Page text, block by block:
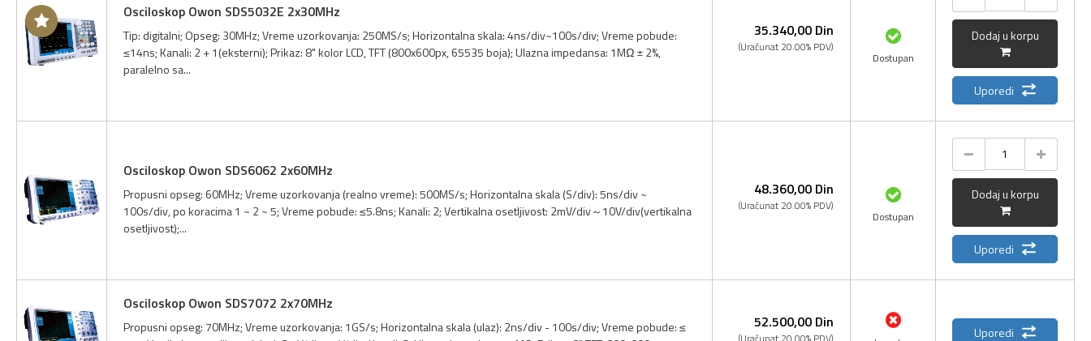
Osciloskop Owon SDS5032E 2x30MHz
Tip: digitalni; Opseg: 30MHz; Vreme uzorkovanja: 250MS/s; Horizontalna skala: 4ns/div~100s/div; Vreme pobude:
≤14ns; Kanali: 2 + 1(eksterni); Prikaz: 8" kolor LCD, TFT (800x600px, 65535 boja); Ulazna impedansa: 1MΩ ± 2%,
paralelno sa...
35.340,00 Din
(Uračunat 20.00% PDV)
Dostupan
Dodaj u korpu
Uporedi
Osciloskop Owon SDS6062 2x60MHz
Propusni opseg: 60MHz; Vreme uzorkovanja (realno vreme): 500MS/s; Horizontalna skala (S/div): 5ns/div ~
100s/div, po koracima 1 ~ 2 ~ 5; Vreme pobude: ≤5.8ns; Kanali: 2; Vertikalna osetljivost: 2mV/div～10V/div(vertikalna
osetljivost);...
48.360,00 Din
(Uračunat 20.00% PDV)
Dostupan
Dodaj u korpu
Uporedi
Osciloskop Owon SDS7072 2x70MHz
Propusni opseg: 70MHz; Vreme uzorkovanja: 1GS/s; Horizontalna skala (ulaz): 2ns/div - 100s/div; Vreme pobude: ≤
52.500,00 Din
(Uračunat 20.00% PDV) Uporedi